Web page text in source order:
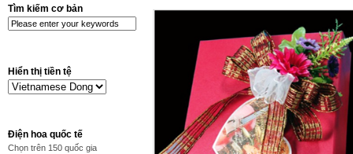
Tìm kiếm cơ bản
Hiển thị tiền tệ
Điện hoa quốc tế
Chọn trên 150 quốc gia